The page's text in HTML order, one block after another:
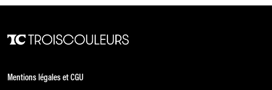
Mentions légales et CGU